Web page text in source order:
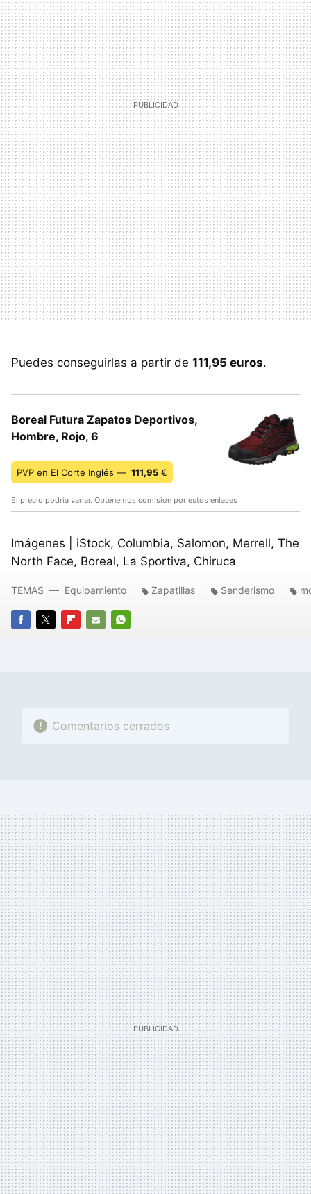
Puedes conseguirlas a partir de 111,95 euros.
Boreal Futura Zapatos Deportivos,
Hombre, Rojo, 6
PVP en El Corte Inglés — 111,95 €
El precio podría variar. Obtenemos comisión por estos enlaces
Imágenes | iStock, Columbia, Salomon, Merrell, The
North Face, Boreal, La Sportiva, Chiruca
FACEBOOK
TWITTERFLIPBOARD
E-
WHATSAPP
TEMAS Equipamiento Zapatillas Senderismo
Comentarios cerrados